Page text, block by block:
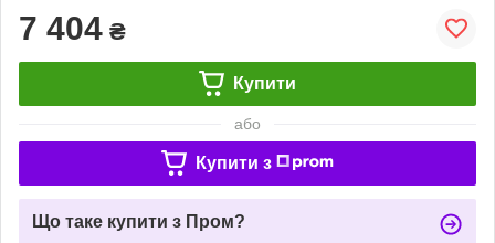
7 404 ₴
Купити
або
Купити з
Що таке купити з Пром?